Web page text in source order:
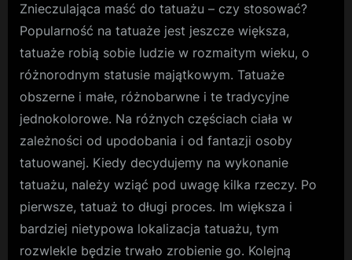
Znieczulająca maść do tatuażu – czy stosować?
Popularność na tatuaże jest jeszcze większa,
tatuaże robią sobie ludzie w rozmaitym wieku, o
różnorodnym statusie majątkowym. Tatuaże
obszerne i małe, różnobarwne i te tradycyjne
jednokolorowe. Na różnych częściach ciała w
zależności od upodobania i od fantazji osoby
tatuowanej. Kiedy decydujemy na wykonanie
tatuażu, należy wziąć pod uwagę kilka rzeczy. Po
pierwsze, tatuaż to długi proces. Im większa i
bardziej nietypowa lokalizacja tatuażu, tym
rozwlekle będzie trwało zrobienie go. Kolejną